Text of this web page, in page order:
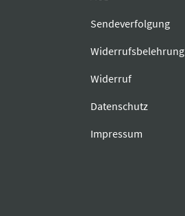
Sendeverfolgung
Widerrufsbelehrung
Widerruf
Datenschutz
Impressum